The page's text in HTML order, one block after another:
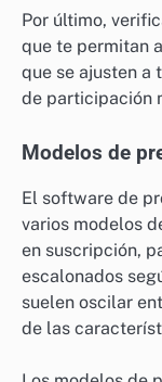
Por último,
que te permitan
que se ajusten a
de participación
Modelos de
El software de
varios modelos
en suscripción,
escalonados
suelen oscilar
de las